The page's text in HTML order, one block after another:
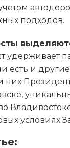
подходов.
удерживает
есть и
них
условиях